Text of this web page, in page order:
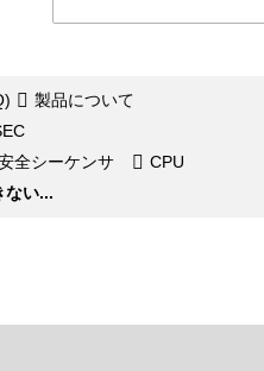
製品について
全シーケンサ
CPU
ない...